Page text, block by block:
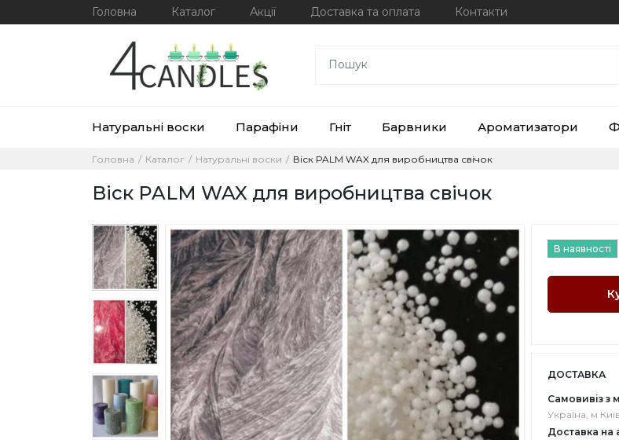
Головна Каталог Акції Доставка та оплата Контакти
Натуральні воски Парафіни Гніт Барвники Ароматизатори
Головна Каталог Натуральні воски Віск PALM WAX для виробництва свічок
Віск PALM WAX для виробництва свічок
В наявності
ДОСТАВКА
Самовивіз з
Україна, м
Доставка на